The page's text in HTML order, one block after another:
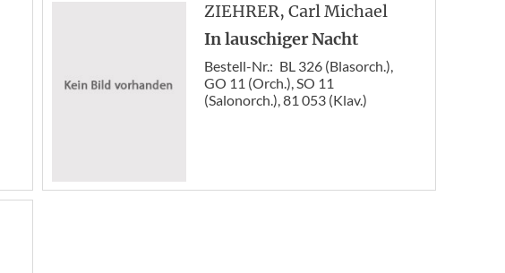
ZIEHRER, Carl Michael
In lauschiger Nacht
Bestell-Nr.: BL 326 (Blasorch.),
GO 11 (Orch.), SO 11
(Salonorch.), 81 053 (Klav.)